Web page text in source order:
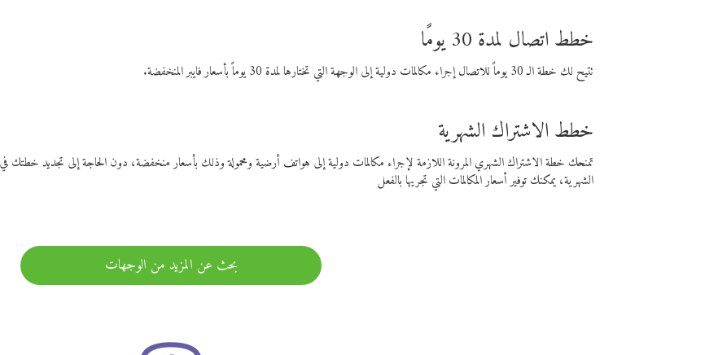
خطط اتصال لمدة 30 يومًا
تتيح لك خطة الـ 30 يوماً للاتصال إجراء مكالمات دولية إلى الوجهة التي تختارها لمدة 30 يوماً بأسعار فايبر المنخفضة.
خطط الاشتراك الشهرية
تمنحك خطة الاشتراك الشهري المرونة اللازمة لإجراء مكالمات دولية إلى هواتف أرضية ومحمولة وذلك بأسعار منخفضة، دون الحاجة إلى تجديد
الشهرية، يمكنك توفير أسعار المكالمات التي تجريها بالفعل
بحث عن المزيد من الوجهات